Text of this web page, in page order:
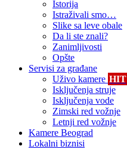
Istorija
Istraživali smo…
Slike sa leve obale
Da li ste znali?
Zanimljivosti
Opšte
Servisi za građane
Uživo kamere HIT
Isključenja struje
Isključenja vode
Zimski red vožnje
Letnji red vožnje
Kamere Beograd
Lokalni biznisi